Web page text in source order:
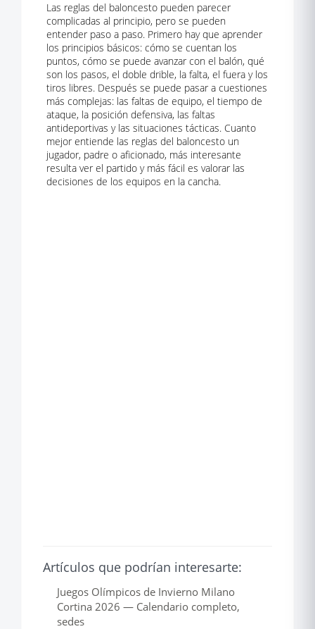
Las reglas del baloncesto pueden parecer
complicadas al principio, pero se pueden
entender paso a paso. Primero hay que aprender
los principios básicos: cómo se cuentan los
puntos, cómo se puede avanzar con el balón, qué
son los pasos, el doble drible, la falta, el fuera y los
tiros libres. Después se puede pasar a cuestiones
más complejas: las faltas de equipo, el tiempo de
ataque, la posición defensiva, las faltas
antideportivas y las situaciones tácticas. Cuanto
mejor entiende las reglas del baloncesto un
jugador, padre o aficionado, más interesante
resulta ver el partido y más fácil es valorar las
decisiones de los equipos en la cancha.
Artículos que podrían interesarte:
Juegos Olímpicos de Invierno Milano
Cortina 2026 — Calendario completo,
sedes